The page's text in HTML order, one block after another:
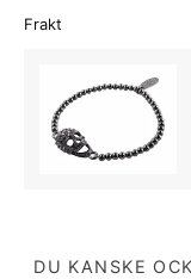
Frakt
DU KANSKE